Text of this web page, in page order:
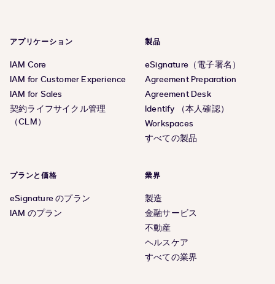
アプリケーション
IAM Core
IAM for Customer Experience
IAM for Sales
契約ライフサイクル管理
（CLM）
製品
eSignature（電子署名）
Agreement Preparation
Agreement Desk
Identify （本人確認）
Workspaces
すべての製品
プランと価格
eSignature のプラン
IAM のプラン
業界
製造
金融サービス
不動産
ヘルスケア
すべての業界